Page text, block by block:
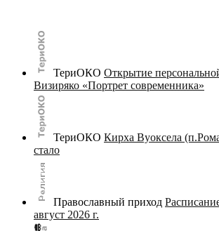
ТериОКО Открытие
Визиряко «Портрет современника»
ТериОКО Кирха Вуоксела
стало
Православный приход
август 2026 г.